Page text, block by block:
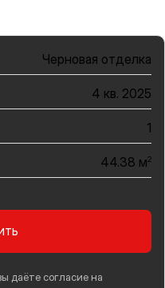
Черновая отделка
4 кв. 2025
1
44.38 м2
даёте согласие на